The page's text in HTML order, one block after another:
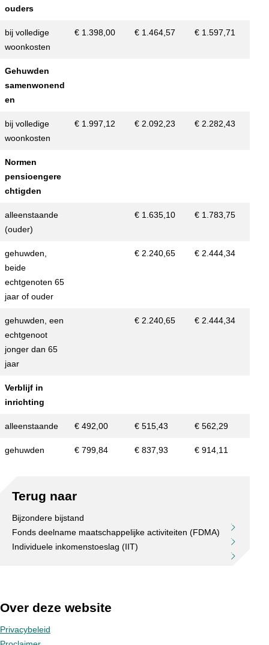
ouders
bij volledige
woonkosten
€ 1.398,00 € 1.464,57 € 1.597,71
Gehuwden
samenwonend
en
bij volledige
woonkosten
€ 1.997,12 € 2.092,23 € 2.282,43
Normen
pensioengere
chtigden
alleenstaande
(ouder)
€ 1.635,10 € 1.783,75
gehuwden,
beide
echtgenoten 65
jaar of ouder
€ 2.240,65 € 2.444,34
gehuwden, een
echtgenoot
jonger dan 65
jaar
€ 2.240,65 € 2.444,34
Verblijf in
inrichting
alleenstaande € 492,00 € 515,43 € 562,29
gehuwden € 799,84 € 837,93 € 914,11
Terug naar
Bijzondere bijstand
Fonds deelname maatschappelijke activiteiten (FDMA)
Individuele inkomenstoeslag (IIT)
Over deze website
Privacybeleid